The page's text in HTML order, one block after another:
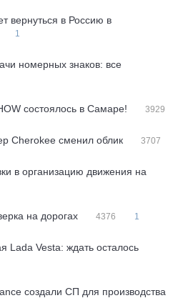
вернуться в Россию в
1
номерных знаков: все
состоялось в Самаре! 3929
Cherokee сменил облик 3707
в организацию движения на
на дорогах 4376 1
Vesta: ждать осталось
создали СП для производства